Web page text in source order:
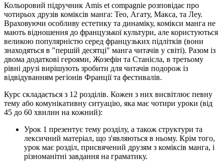
Кольоровий підручник Amis et compagnie розповідає про
чотирьох друзів коміксів манга: Тео, Агату, Макса, та Леу.
Враховуючи особливу естетику та динаміку, комікси манга не
мають відношення до французької культури, але користуються
великою популярністю серед французьких підлітків (вони
знаходяться в "першій десятці" манга читачів у світі). Разом із
двома додаткові героями, Жозефін та Станісла, в третьому
рівні друзі вирішують зробити для читачів подорож із
відвідуванням регіонів Франції та фестивалів.
Курс складається з 12 розділів. Кожен з них висвітлює певну
тему або комунікативну ситуацію, яка має чотири уроки (від
45 до 60 хвилин на кожний):
Урок 1 презентує тему розділу, а також структури та
лексичний матеріал, що з'являються в ньому. Крім того,
урок має розділ, присвячений друзям з коміксів манга, і
різноманітні завдання на граматику.